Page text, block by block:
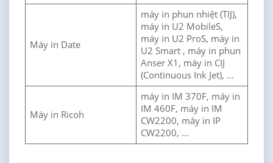
Máy in Date
máy in phun nhiệt (TIJ),
máy in U2 MobileS,
máy in U2 ProS, máy in
U2 Smart , máy in phun
Anser X1, máy in CIJ
(Continuous Ink Jet), …
Máy in Ricoh
máy in IM 370F, máy in
IM 460F, máy in IM
CW2200, máy in IP
CW2200, …